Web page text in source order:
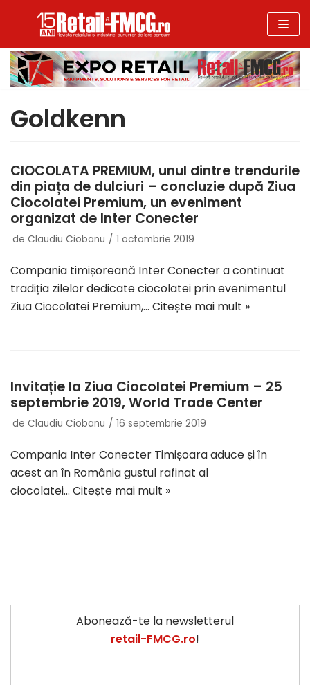
la
conținut
Goldkenn
CIOCOLATA PREMIUM, unul dintre trendurile
din piața de dulciuri – concluzie după Ziua
Ciocolatei Premium, un eveniment
organizat de Inter Conecter
de Claudiu Ciobanu 1 octombrie 2019
Compania timișoreană Inter Conecter a continuat
tradiția zilelor dedicate ciocolatei prin evenimentul
Ziua Ciocolatei Premium,… Citește mai mult »
Invitație la Ziua Ciocolatei Premium – 25
septembrie 2019, World Trade Center
de Claudiu Ciobanu 16 septembrie 2019
Compania Inter Conecter Timișoara aduce și în
acest an în România gustul rafinat al
ciocolatei… Citește mai mult »
Abonează-te la newsletterul
retail-FMCG.ro!